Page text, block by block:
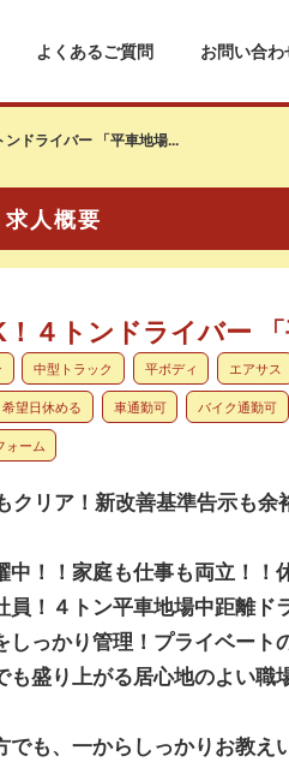
よくあるご質問 お問い合わ
ドライバー 「平車地場...
求人概要
４トンドライバー 「
中型トラック 平ボディ エアサス
希望日休める 車通勤可 バイク通勤可
ォーム
クリア！新改善基準告示も余
中！！家庭も仕事も両立！
員！４トン平車地場中距離ド
しっかり管理！プライベート
も盛り上がる居心地のよい
でも、一からしっかりお教え